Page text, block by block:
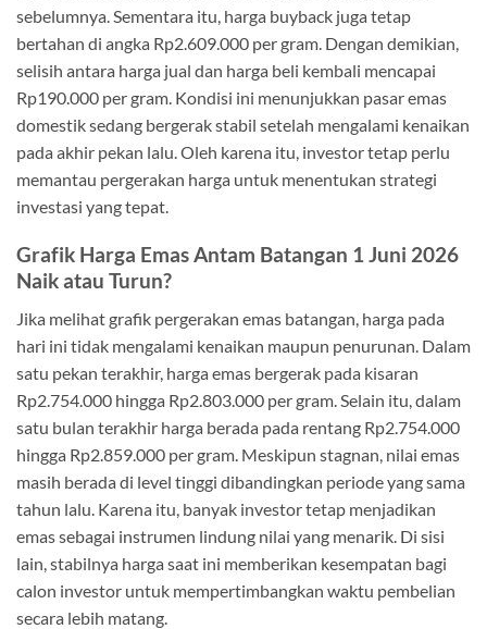
sebelumnya. Sementara itu, harga buyback juga tetap
bertahan di angka Rp2.609.000 per gram. Dengan demikian,
selisih antara harga jual dan harga beli kembali mencapai
Rp190.000 per gram. Kondisi ini menunjukkan pasar emas
domestik sedang bergerak stabil setelah mengalami kenaikan
pada akhir pekan lalu. Oleh karena itu, investor tetap perlu
memantau pergerakan harga untuk menentukan strategi
investasi yang tepat.
Grafik Harga Emas Antam Batangan 1 Juni 2026
Naik atau Turun?
Jika melihat grafik pergerakan emas batangan, harga pada
hari ini tidak mengalami kenaikan maupun penurunan. Dalam
satu pekan terakhir, harga emas bergerak pada kisaran
Rp2.754.000 hingga Rp2.803.000 per gram. Selain itu, dalam
satu bulan terakhir harga berada pada rentang Rp2.754.000
hingga Rp2.859.000 per gram. Meskipun stagnan, nilai emas
masih berada di level tinggi dibandingkan periode yang sama
tahun lalu. Karena itu, banyak investor tetap menjadikan
emas sebagai instrumen lindung nilai yang menarik. Di sisi
lain, stabilnya harga saat ini memberikan kesempatan bagi
calon investor untuk mempertimbangkan waktu pembelian
secara lebih matang.